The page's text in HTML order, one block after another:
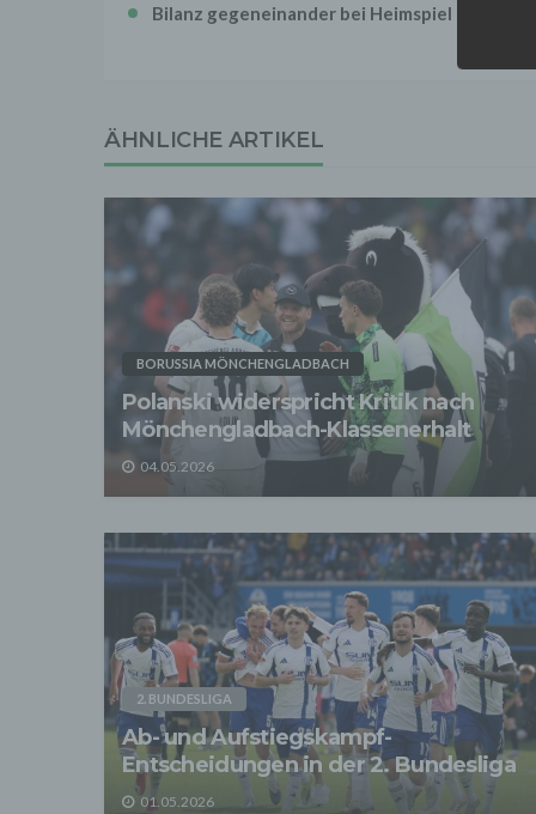
Bilanz gegeneinander bei Heimspiel
ÄHNLICHE ARTIKEL
BORUSSIA MÖNCHENGLADBACH
Polanski widerspricht Kritik nach
Mönchengladbach-Klassenerhalt
04.05.2026
2. BUNDESLIGA
Ab- und Aufstiegskampf-
Entscheidungen in der 2. Bundesliga
01.05.2026
"Dritt-
3.
Die
-
-
Wir
Bei
erfüllt
4.
Wir
Wir